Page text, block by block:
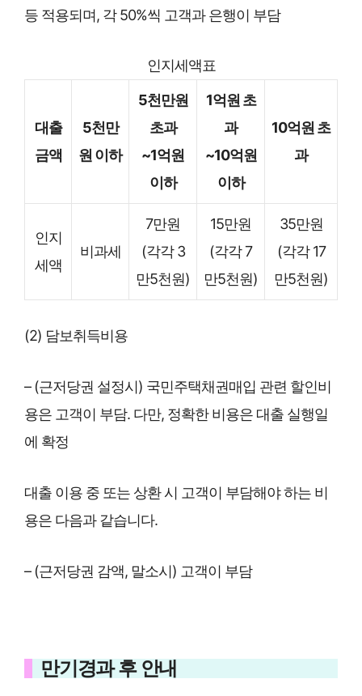
등 적용되며, 각 50%씩 고객과 은행이 부담
인지세액표
대출
금액
5천만
원 이하
5천만원
초과
~1억원
이하
1억원 초
과
~10억원
이하
10억원 초
과
인지
세액
비과세
7만원
(각각 3
만5천원)
15만원
(각각 7
만5천원)
35만원
(각각 17
만5천원)
(2) 담보취득비용
– (근저당권 설정시) 국민주택채권매입 관련 할인비
용은 고객이 부담. 다만, 정확한 비용은 대출 실행일
에 확정
대출 이용 중 또는 상환 시 고객이 부담해야 하는 비
용은 다음과 같습니다.
– (근저당권 감액, 말소시) 고객이 부담
만기경과 후 안내